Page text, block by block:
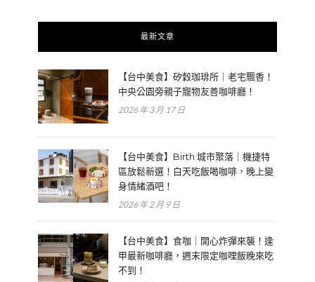
最新文章
【台中美食】矽穀珈琲所｜老宅飄香！
中央公園旁親子寵物友善咖啡廳！
2026 年 3 月 17 日
【台中美食】Birth 城市聚落｜機捷特
區放鬆新選！白天吃飯喝咖啡，晚上變
身情緒酒吧！
2026 年 2 月 9 日
【台中美食】食咖｜開心炸彈來襲！逢
甲最新咖啡廳，週末限定咖哩飯晚來吃
不到！